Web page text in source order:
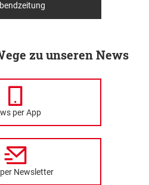
zu unseren News
per App
Newsletter